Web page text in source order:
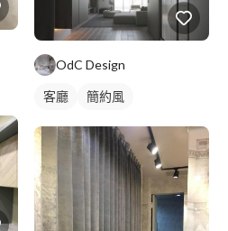
OdC Design
客廳 簡約風